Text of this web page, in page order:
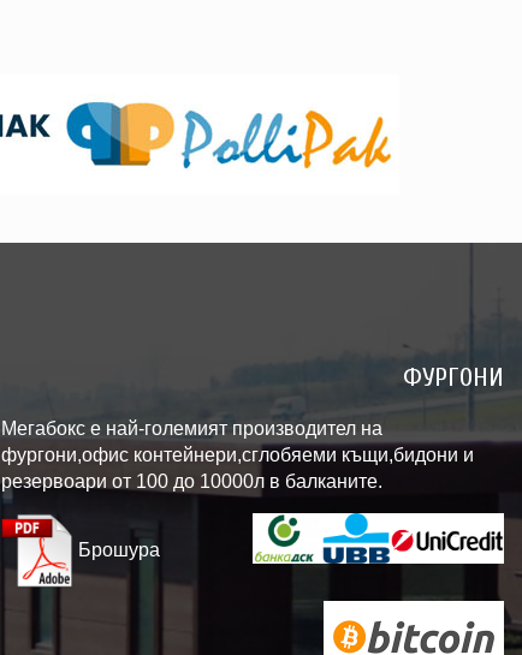
ФУРГОНИ
Мегабокс е най-големият производител на
фургони,офис контейнери,сглобяеми къщи,бидони и
резервоари от 100 до 10000л в балканите.
Брошура